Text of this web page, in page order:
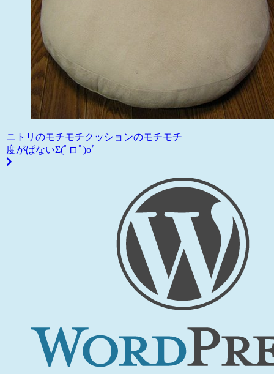
ニトリのモチモチクッションのモチモチ
度がぱないΣ(ﾟロﾟ)oﾞ